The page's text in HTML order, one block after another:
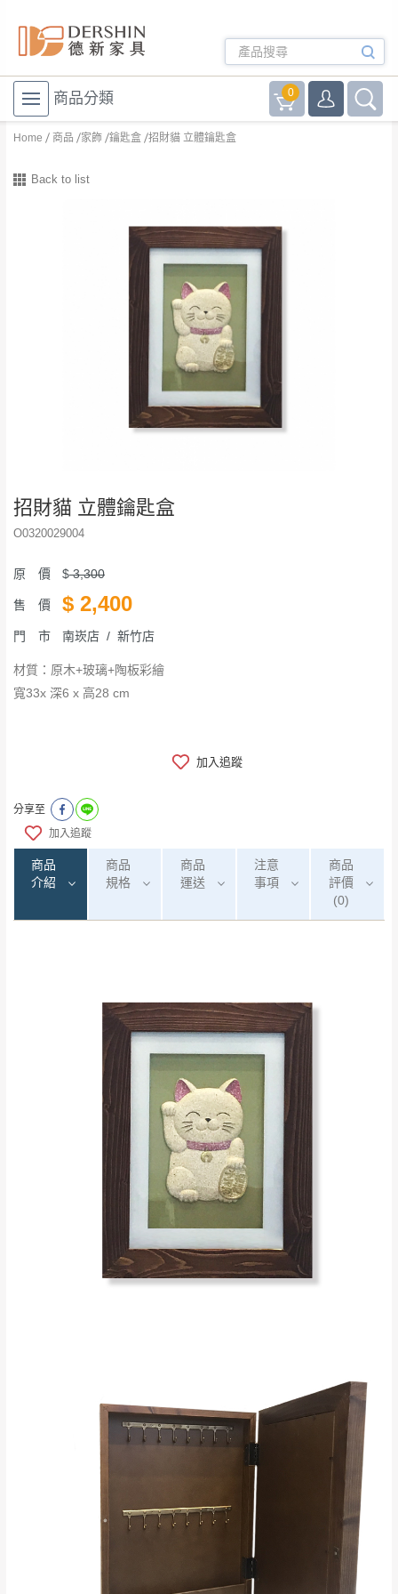
商品分類 0
Home 商品 家飾 鑰匙盒 招財貓 立體鑰匙盒
Back to list
招財貓 立體鑰匙盒
O0320029004
原 價 $3,300
售 價 $ 2,400
門 市 南崁店 / 新竹店
材質：原木+玻璃+陶板彩繪
寬33x 深6 x 高28 cm
加入追蹤
分享至
加入追蹤
商品
介紹
商品
規格
商品
運送
注意
事項
商品
評價
(0)
運 費 說 明
區 運送費用
偏遠地區
→
＊A108產品另收運費
橫山、北埔鄉、尖
石鄉、寶山鄉山
區、新埔山區、芎
雙溪、貢寮、烏
來、平溪、九份、
石門、林口 下福
里、新店山區、三
峽山區、石碇、坪
林、福隆、淡水山
區、北投湖山路、
深坑山區
由於品項繁多，網頁無法及時更新，如有需
要購買商品，請於出發前來電或到「官方
Line客服」來信確認商品是否有「現貨」與
「金額」。
若商品價格或庫存有異常，商家有權取消訂
部分網路商品恕無法更改原設計或客製，敬請
接單後二日內(不含例假日)，我們客服會與您
電話聯絡或E-Mail通知確認訂單。
（線上客
）
下單前先詢問是否現貨
，若未詢問下單後無
配送範圍：
苗栗至基隆；其它地區暫不開放，如因特殊
地型限制(山區、鄉、鎮、村)、樓梯太小、無
法搬運上樓等因素，導致無法配送，
本公司
保有出貨的權利。
保護物流人員的工作安全，賣家無提供吊掛
服務，若需以吊車或其他的吊掛方式吊運，
依評論高至低排列
依評論低至高排列 只顯示附上圖片
只顯示附上評論